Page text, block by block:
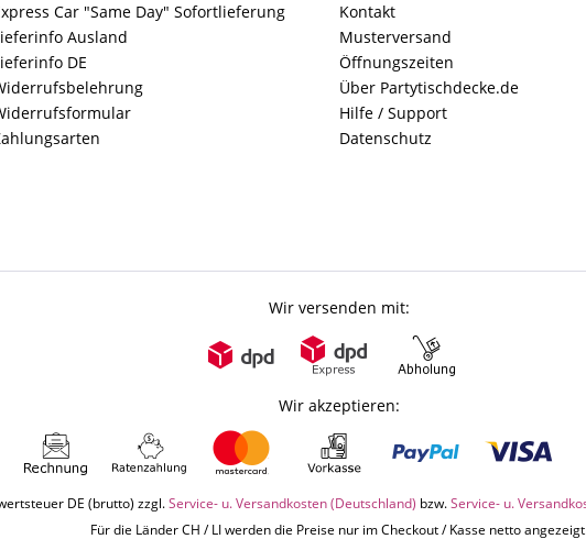
Car "Same Day" Sofortlieferung
Ausland
DE
Kontakt
Musterversand
Öffnungszeiten
Über Partytischdecke.de
Hilfe / Support
Datenschutz
Wir versenden mit:
Wir akzeptieren:
DE (brutto) zzgl.Service- u. Versandkosten (Deutschland) bzw.Service- u.
Für die Länder CH / LI werden die Preise nur im Checkout / Kasse netto